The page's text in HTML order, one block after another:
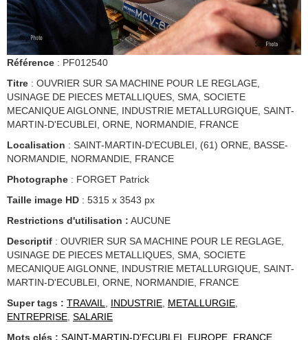
Référence : PF012540
Titre : OUVRIER SUR SA MACHINE POUR LE REGLAGE,
USINAGE DE PIECES METALLIQUES, SMA, SOCIETE
MECANIQUE AIGLONNE, INDUSTRIE METALLURGIQUE, SAINT-
MARTIN-D'ECUBLEI, ORNE, NORMANDIE, FRANCE
Localisation : SAINT-MARTIN-D'ECUBLEI, (61) ORNE, BASSE-
NORMANDIE, NORMANDIE, FRANCE
Photographe : FORGET Patrick
Taille image HD : 5315 x 3543 px
Restrictions d'utilisation : AUCUNE
Descriptif : OUVRIER SUR SA MACHINE POUR LE REGLAGE,
USINAGE DE PIECES METALLIQUES, SMA, SOCIETE
MECANIQUE AIGLONNE, INDUSTRIE METALLURGIQUE, SAINT-
MARTIN-D'ECUBLEI, ORNE, NORMANDIE, FRANCE
Super tags : TRAVAIL, INDUSTRIE, METALLURGIE,
ENTREPRISE, SALARIE
Mots clés : SAINT-MARTIN-D'ECUBLEI, EUROPE, FRANCE,